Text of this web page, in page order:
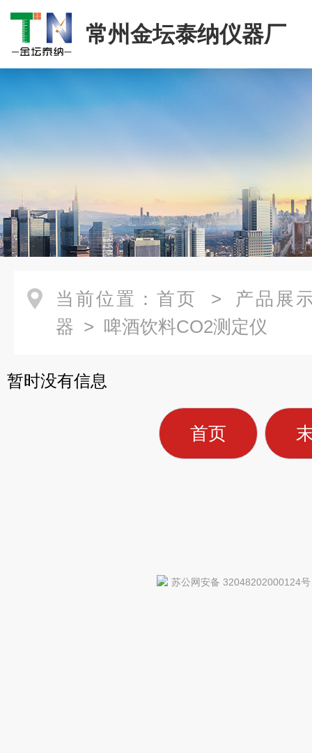
常州金坛泰纳仪器厂
当前位置： 首页 > 产品展
器 > 啤酒饮料CO2测定仪
暂时没有信息
首页
苏公网安备 32048202000124号